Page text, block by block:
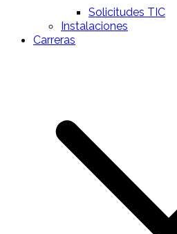
Solicitudes TIC
Instalaciones
Carreras